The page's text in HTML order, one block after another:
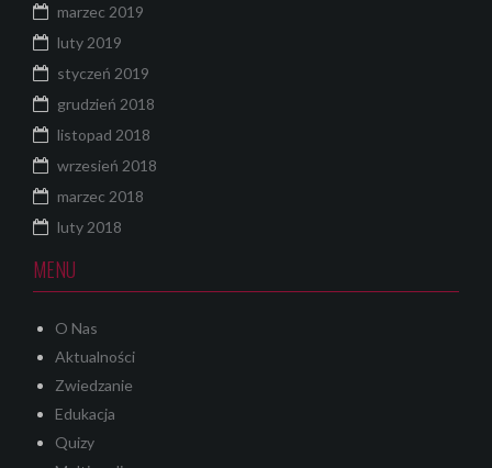
marzec 2019
luty 2019
styczeń 2019
grudzień 2018
listopad 2018
wrzesień 2018
marzec 2018
luty 2018
MENU
O Nas
Aktualności
Zwiedzanie
Edukacja
Quizy